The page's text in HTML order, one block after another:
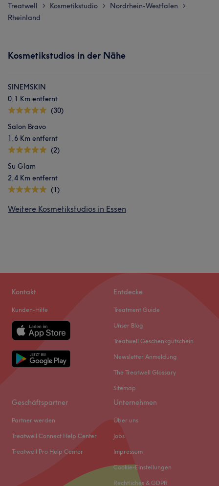
Treatwell > Kosmetikstudio > Nordrhein-Westfalen >
Rheinland
Kosmetikstudios in der Nähe
SINEMSKIN
0,1 Km entfernt
(30)
Salon Bravo
1,6 Km entfernt
(2)
Su Glam
2,4 Km entfernt
(1)
Weitere Kosmetikstudios in Essen
Kontakt
Kunden-Hilfe
Entdecke
Treatment Guide
Unser Blog
Treatwell Geschenkgutschein
Newsletter Anmeldung
The Treatwell Glossary
Sitemap
Geschäftspartner
Partner werden
Treatwell Connect Help Center
Treatwell Pro Help Center
Unternehmen
Über uns
Jobs
Impressum
Cookie-Einstellungen
Rechtliches & GDPR